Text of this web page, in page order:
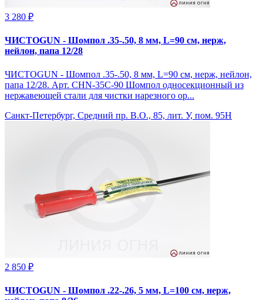
3 280 ₽
ЧИСТОGUN - Шомпол .35-.50, 8 мм, L=90 см, нерж,
нейлон, папа 12/28
ЧИСТОGUN - Шомпол .35-.50, 8 мм, L=90 см, нерж, нейлон,
папа 12/28. Арт. CHN-35C-90 Шомпол односекционный из
нержавеющей стали для чистки нарезного ор...
Санкт-Петербург, Средний пр. В.О., 85, лит. У, пом. 95Н
2 850 ₽
ЧИСТОGUN - Шомпол .22-.26, 5 мм, L=100 см, нерж,